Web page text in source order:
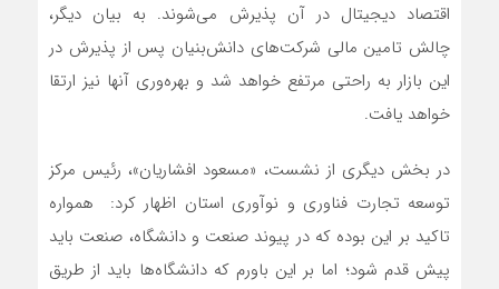
اقتصاد دیجیتال در آن پذیرش می‌شوند. به بیان دیگر،
چالش تامین مالی شرکت‌های دانش‌بنیان پس از پذیرش در
این بازار به راحتی مرتفع خواهد شد و بهره‌وری آنها نیز ارتقا
خواهد یافت.
در بخش دیگری از نشست، «مسعود افشاریان»، رئیس مرکز
توسعه تجارت فناوری و نوآوری استان اظهار کرد: همواره
تاکید بر این بوده که در پیوند صنعت و دانشگاه، صنعت باید
پیش قدم شود؛ اما بر این باورم که دانشگاه‌ها باید از طریق